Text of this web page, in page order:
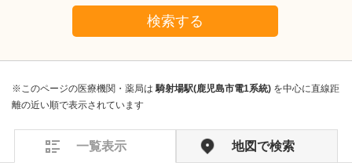
検索する
※このページの医療機関・薬局は騎射場駅(鹿児島市電1系統) を中心に直線距
離の近い順で表示されています
一覧表示 地図で検索